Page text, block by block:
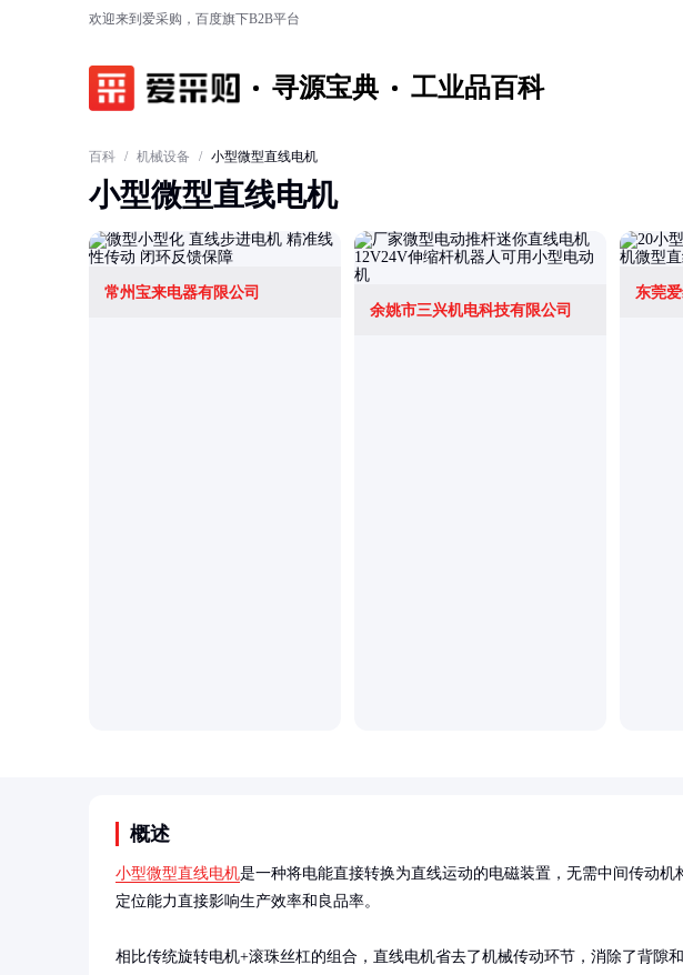
欢迎来到爱采购，百度旗下B2B平台
寻源宝典 工业品百科
百科 / 机械设备 / 小型微型直线电机
小型微型直线电机
常州宝来电器有限公司
余姚市三兴机电科技有限公司
东莞
概述
小型微型直线电机是一种将电能直接转换为直线运动的电磁装置，无需中间传动
定位能力直接影响生产效率和良品率。
相比传统旋转电机+滚珠丝杠的组合，直线电机省去了机械传动环节，消除了背隙